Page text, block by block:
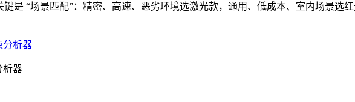
是 “场景匹配”：精密、高速、恶劣环境选激光款，通用、低成本、室内场景选
析器